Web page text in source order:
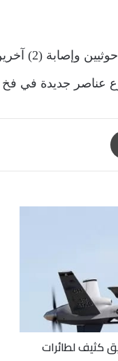
مؤكداً أن
عناصر جديدة في فخ
كثيف لطائرات